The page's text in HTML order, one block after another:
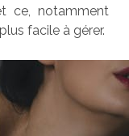
ce, notamment
facile à gérer.